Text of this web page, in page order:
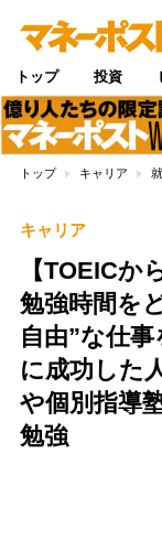
トップ 投資
トップ キャリア
キャリア
【TOEICか
勉強時間を
自由”な仕
に成功した
や個別指導
勉強